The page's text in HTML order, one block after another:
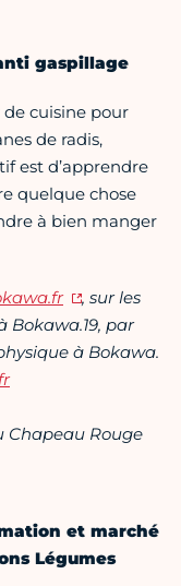
gaspillage
cuisine pour
de radis,
est d’apprendre
quelque chose
à bien manger
, sur les
Bokawa.19, par
à Bokawa.
Chapeau Rouge
et marché
Légumes